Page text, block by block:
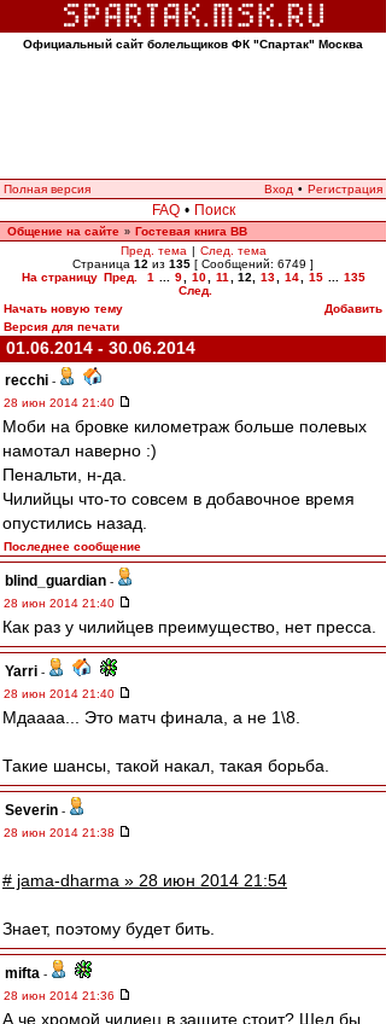
Официальный сайт болельщиков ФК "Спартак" Москва
Полная версия Вход • Регистрация
FAQ • Поиск
Общение на сайте » Гостевая книга ВВ
Пред. тема | След. тема
Страница 12 из 135 [ Сообщений: 6749 ]
На страницу Пред. 1 9 10 11 12 13 14 15
135
След.
Начать новую тему
Добавить
Версия для печати
01.06.2014 - 30.06.2014
recchi -
28 июн 2014 21:40
Моби на бровке километраж больше полевых
намотал наверно :)
Пенальти, н-да.
Чилийцы что-то совсем в добавочное время
опустились назад.
Последнее сообщение
blind_guardian -
28 июн 2014 21:40
Как раз у чилийцев преимущество, нет пресса.
Yarri -
28 июн 2014 21:40
Мдаааа... Это матч финала, а не 1\8.
Такие шансы, такой накал, такая борьба.
Severin -
28 июн 2014 21:38
# jama-dharma » 28 июн 2014 21:54
Знает, поэтому будет бить.
mifta -
28 июн 2014 21:36
А че хромой чилиец в защите стоит? Шел бы